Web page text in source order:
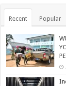
Recent Popular